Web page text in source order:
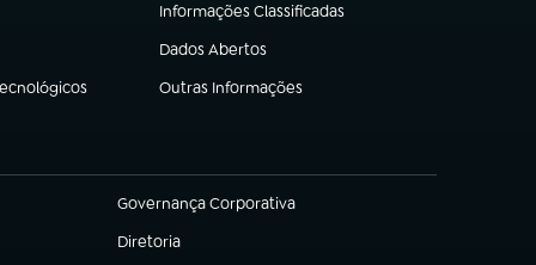
Informações Classificadas
(abre em nova aba)
Dados Abertos
(abre em nova aba)
Outras Informações
(abre em nova aba)
Governança Corporativa
(abre em nova aba)
Diretoria
(abre em nova aba)